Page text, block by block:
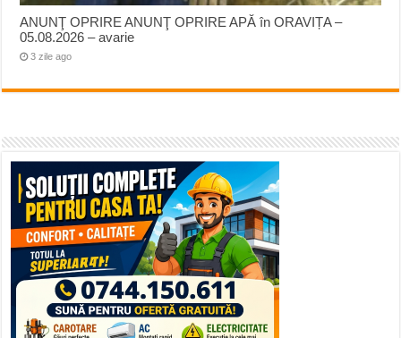
ANUNŢ OPRIRE ANUNŢ OPRIRE APĂ în ORAVIȚA –
05.08.2026 – avarie
3 zile ago